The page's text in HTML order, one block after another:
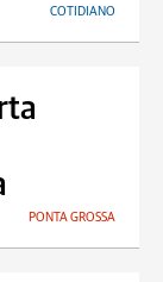
COTIDIANO
PONTA GROSSA